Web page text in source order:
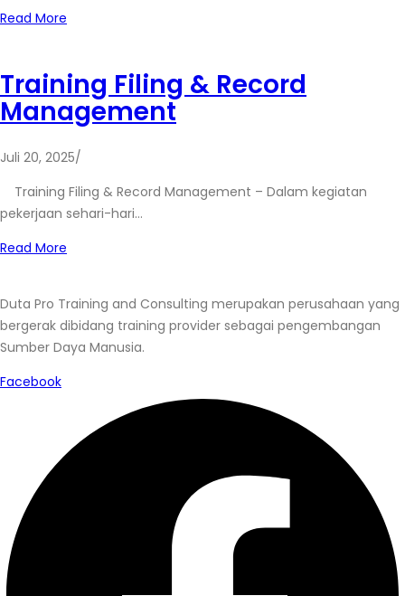
Read More
Training Filing & Record
Management
Juli 20, 2025/
Training Filing & Record Management – Dalam kegiatan
pekerjaan sehari-hari…
Read More
Duta Pro Training and Consulting merupakan perusahaan yang
bergerak dibidang training provider sebagai pengembangan
Sumber Daya Manusia.
Facebook